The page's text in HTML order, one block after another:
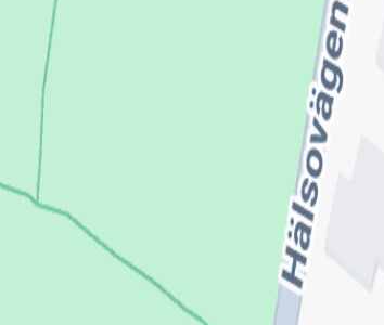
Omdömen från patienter
Inga omdömen ännu. Bli den första att berätta om
Kontakt